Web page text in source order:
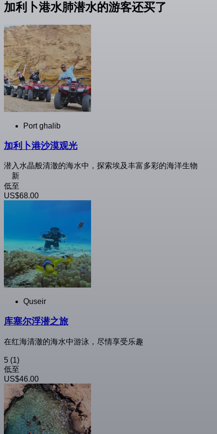
加利卜港水肺潜水的游客还买了
Port ghalib
加利卜港沙漠观光
潜入水晶般清澈的海水中，探索埃及丰富多彩的海洋生物
新
低至
US$68.00
Quseir
库塞尔浮潜之旅
在红海清澈的海水中游泳，尽情享受乐趣
5 (1)
低至
US$46.00